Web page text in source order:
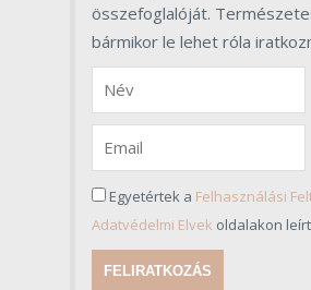
összefoglalóját.
bármikor le lehet róla
Egyetértek a Felhasználási
Adatvédelmi Elvek oldalakon
FELIRATKOZÁS